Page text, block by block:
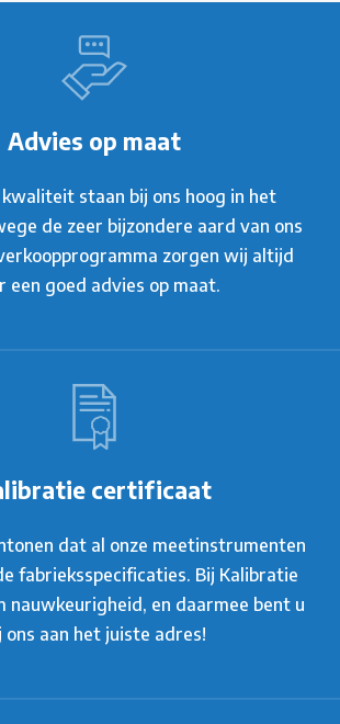
Advies op maat
kwaliteit staan bij ons hoog in het
de zeer bijzondere aard van ons
zorgen wij altijd
een goed advies op maat.
certificaat
dat al onze meetinstrumenten
fabrieksspecificaties. Bij Kalibratie
nauwkeurigheid, en daarmee bent u
ons aan het juiste adres!